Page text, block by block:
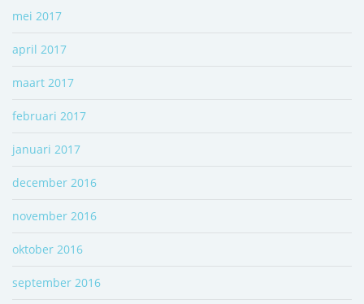
mei 2017
april 2017
maart 2017
februari 2017
januari 2017
december 2016
november 2016
oktober 2016
september 2016